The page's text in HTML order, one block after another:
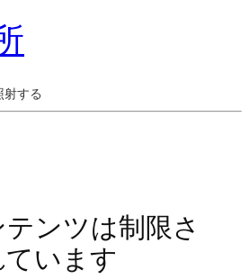
射する
ンツは制限さ
います